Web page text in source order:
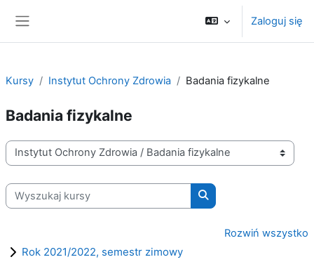
Zaloguj się
Kursy Instytut Ochrony Zdrowia Badania fizykalne
Badania fizykalne
Kategorie kursów
Wyszukaj kursy
Wyszukaj kursy
Rozwiń wszystko
Rok 2021/2022, semestr zimowy